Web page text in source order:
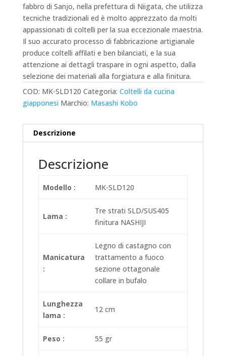
fabbro di Sanjo, nella prefettura di Niigata, che utilizza
tecniche tradizionali ed è molto apprezzato da molti
appassionati di coltelli per la sua eccezionale maestria.
Il suo accurato processo di fabbricazione artigianale
produce coltelli affilati e ben bilanciati, e la sua
attenzione ai dettagli traspare in ogni aspetto, dalla
selezione dei materiali alla forgiatura e alla finitura.
COD: MK-SLD120 Categoria: Coltelli da cucina
giapponesi Marchio: Masashi Kobo
Descrizione
Descrizione
Modello : MK-SLD120
Lama :
Tre strati SLD/SUS405
finitura NASHIJI
Manicatura
:
Legno di castagno con
trattamento a fuoco
sezione ottagonale
collare in bufalo
Lunghezza
lama :
12 cm
Peso : 55 gr